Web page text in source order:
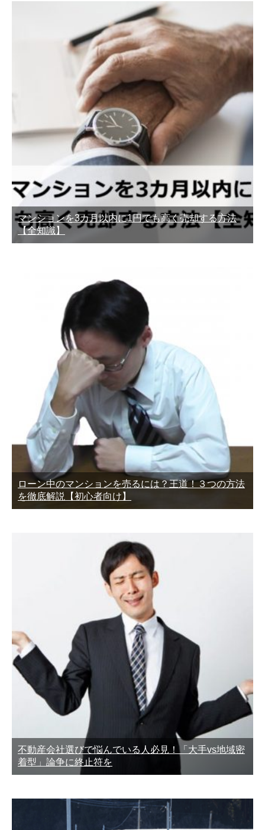
マンションを3カ月以内に1円でも高く売却する方法
【全知識】
ローン中のマンションを売るには？王道！３つの方法
を徹底解説【初心者向け】
不動産会社選びで悩んでいる人必見！「大手vs地域密
着型」論争に終止符を